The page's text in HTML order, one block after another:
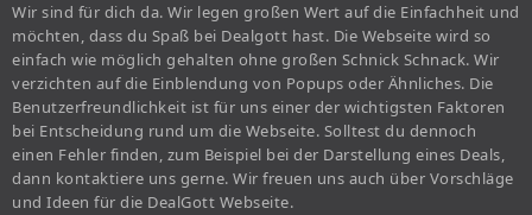
Wir sind für dich da. Wir legen großen Wert auf die Einfachheit und
möchten, dass du Spaß bei Dealgott hast. Die Webseite wird so
einfach wie möglich gehalten ohne großen Schnick Schnack. Wir
verzichten auf die Einblendung von Popups oder Ähnliches. Die
Benutzerfreundlichkeit ist für uns einer der wichtigsten Faktoren
bei Entscheidung rund um die Webseite. Solltest du dennoch
einen Fehler finden, zum Beispiel bei der Darstellung eines Deals,
dann kontaktiere uns gerne. Wir freuen uns auch über Vorschläge
und Ideen für die DealGott Webseite.